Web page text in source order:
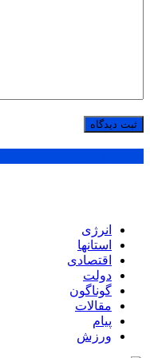
انرژی
استانها
اقتصادی
دولت
گوناگون
مقالات
پیام
ورزش